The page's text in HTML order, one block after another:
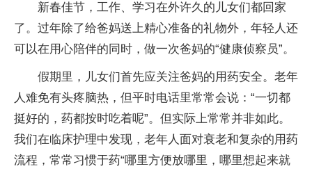
新春佳节，工作、学习在外许久的儿女们都回家
了。过年除了给爸妈送上精心准备的礼物外，年轻人还
可以在用心陪伴的同时，做一次爸妈的“健康侦察员”。
假期里，儿女们首先应关注爸妈的用药安全。老年
人难免有头疼脑热，但平时电话里常常会说：“一切都
挺好的，药都按时吃着呢”。但实际上常常并非如此。
我们在临床护理中发现，老年人面对衰老和复杂的用药
流程，常常习惯于药“哪里方便放哪里，哪里想起来就